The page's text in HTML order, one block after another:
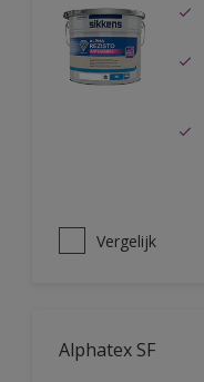
Vergelijk
Alphatex SF